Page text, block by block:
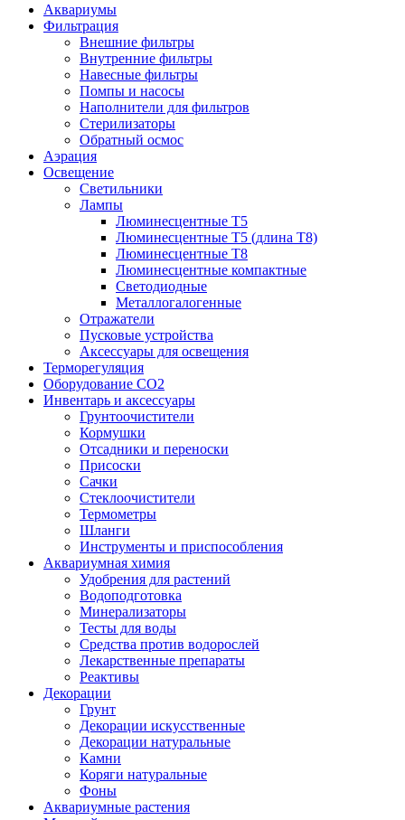
Аквариумы
Фильтрация
Внешние фильтры
Внутренние фильтры
Навесные фильтры
Помпы и насосы
Наполнители для фильтров
Стерилизаторы
Обратный осмос
Аэрация
Освещение
Светильники
Лампы
Люминесцентные T5
Люминесцентные T5 (длина T8)
Люминесцентные T8
Люминесцентные компактные
Светодиодные
Металлогалогенные
Отражатели
Пусковые устройства
Аксессуары для освещения
Терморегуляция
Оборудование CO2
Инвентарь и аксессуары
Грунтоочистители
Кормушки
Отсадники и переноски
Присоски
Сачки
Стеклоочистители
Термометры
Шланги
Инструменты и приспособления
Аквариумная химия
Удобрения для растений
Водоподготовка
Минерализаторы
Тесты для воды
Средства против водорослей
Лекарственные препараты
Реактивы
Декорации
Грунт
Декорации искусственные
Декорации натуральные
Камни
Коряги натуральные
Фоны
Аквариумные растения